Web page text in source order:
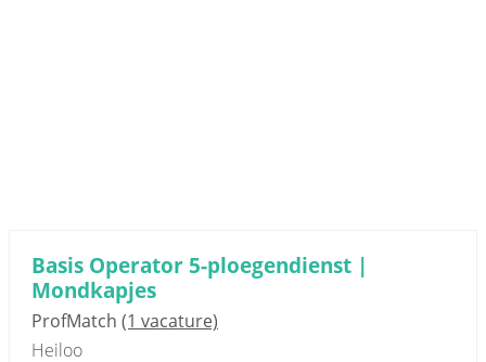
Basis Operator 5-ploegendienst |
Mondkapjes
ProfMatch (1 vacature)
Heiloo